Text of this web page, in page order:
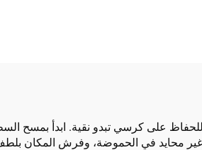
على كرسي تبدو نقية. ابدأ بمسح
محايد في الحموضة، وفرش المكان بلطف